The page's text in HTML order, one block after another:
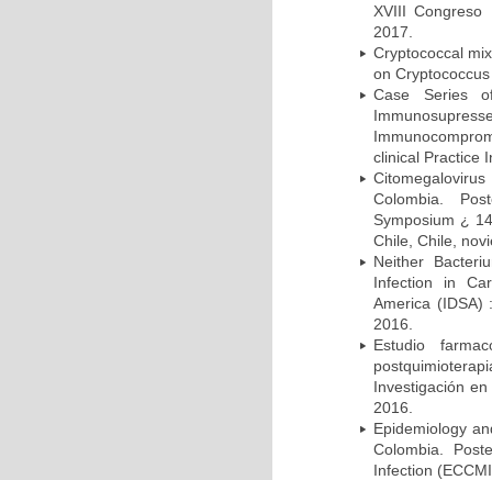
XVIII
2017.
Cryptococcal
on
Case Series
clinical Practice
Colombia.
Symposium ¿
Chile, Chile,
Neither
Infection in
America (IDSA)
2016.
Estudio
Investigación
2016.
Epidemiology
Colombia.
Infection